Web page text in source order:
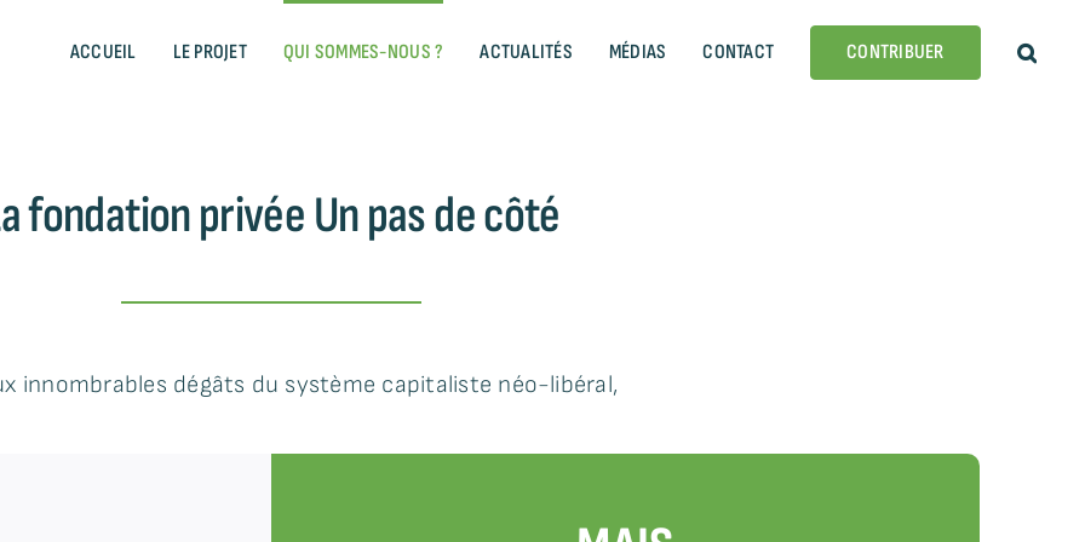
ACCUEIL LE PROJET QUI SOMMES-NOUS ? ACTUALITÉS MÉDIAS CONTACT CONTRIBUER
fondation privée Un pas de côté
innombrables dégâts du système capitaliste néo-libéral,
…